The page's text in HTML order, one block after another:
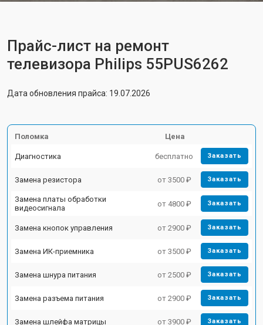
Прайс-лист на ремонт
телевизора Philips 55PUS6262
Дата обновления прайса: 19.07.2026
Поломка Цена
Диагностика бесплатно Заказать
Замена резистора от 3500 ₽ Заказать
Замена платы обработки
видеосигнала
от 4800 ₽ Заказать
Замена кнопок управления от 2900 ₽ Заказать
Замена ИК-приемника от 3500 ₽ Заказать
Замена шнура питания от 2500 ₽ Заказать
Замена разъема питания от 2900 ₽ Заказать
Замена шлейфа матрицы от 3900 ₽ Заказать